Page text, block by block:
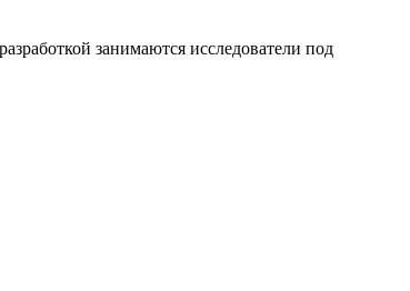
занимаются исследователи под